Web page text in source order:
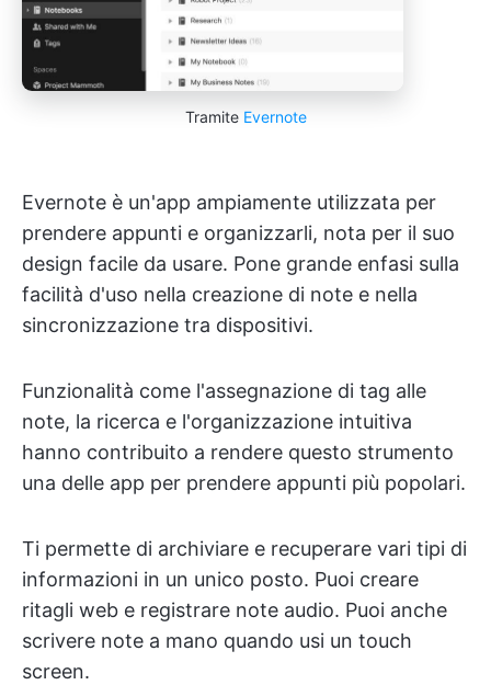
Tramite Evernote
Evernote è un'app ampiamente utilizzata per
prendere appunti e organizzarli, nota per il suo
design facile da usare. Pone grande enfasi sulla
facilità d'uso nella creazione di note e nella
sincronizzazione tra dispositivi.
Funzionalità come l'assegnazione di tag alle
note, la ricerca e l'organizzazione intuitiva
hanno contribuito a rendere questo strumento
una delle app per prendere appunti più popolari.
Ti permette di archiviare e recuperare vari tipi di
informazioni in un unico posto. Puoi creare
ritagli web e registrare note audio. Puoi anche
scrivere note a mano quando usi un touch
screen.